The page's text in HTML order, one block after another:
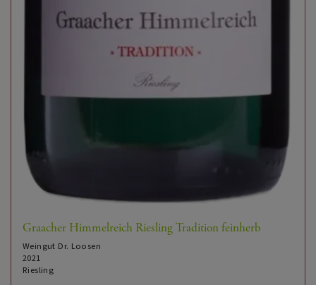
Graacher Himmelreich Riesling Tradition feinherb
Weingut Dr. Loosen
2021
Riesling